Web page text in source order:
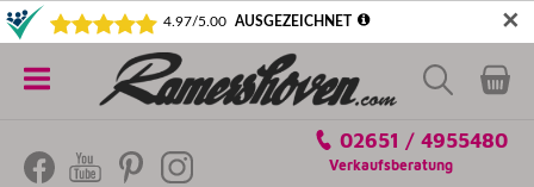
✕
5€ SICHERN! NEWSLETTER ABONNIEREN
Kategorien
02651 / 4955480
Verkaufsberatung